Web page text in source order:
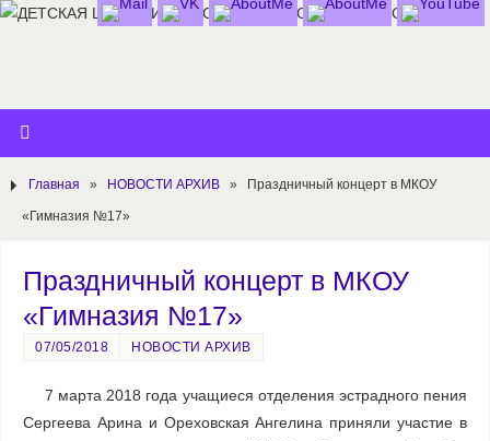
Главная » НОВОСТИ АРХИВ » Праздничный концерт в МКОУ
«Гимназия №17»
Праздничный концерт в МКОУ
«Гимназия №17»
07/05/2018 НОВОСТИ АРХИВ
7 марта 2018 года учащиеся отделения эстрадного пения
Сергеева Арина и Ореховская Ангелина приняли участие в